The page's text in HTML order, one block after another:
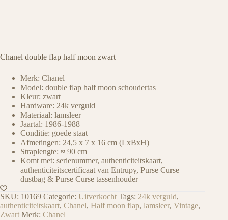
Chanel double flap half moon zwart
Merk: Chanel
Model: double flap half moon schoudertas
Kleur: zwart
Hardware: 24k verguld
Materiaal: lamsleer
Jaartal: 1986-1988
Conditie: goede staat
Afmetingen: 24,5 x 7 x 16 cm (LxBxH)
Straplengte: ≈ 90 cm
Komt met: serienummer, authenticiteitskaart,
authenticiteitscertificaat van Entrupy, Purse Curse
dustbag & Purse Curse tassenhouder
SKU: 10169 Categorie: Uitverkocht Tags: 24k verguld,
authenticiteitskaart, Chanel, Half moon flap, lamsleer, Vintage,
Zwart Merk: Chanel